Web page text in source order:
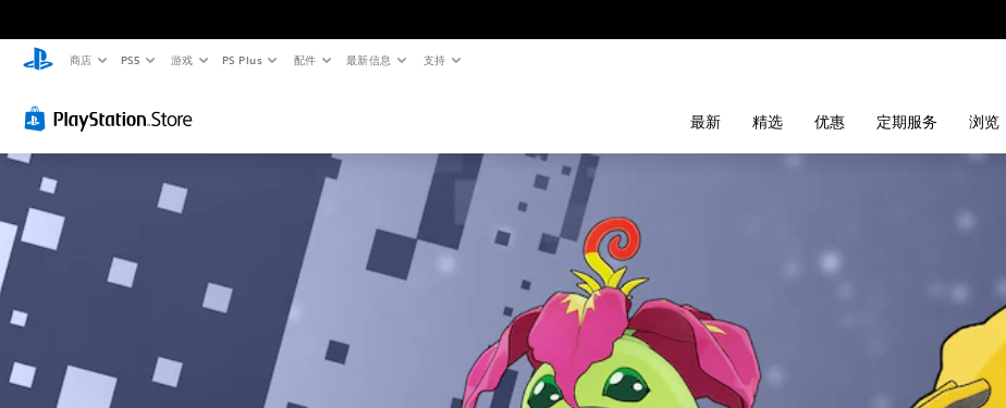
商店 PS5 游戏 PS Plus 配件 最新信息 支持
最新 精选 优惠 定期服务 浏览